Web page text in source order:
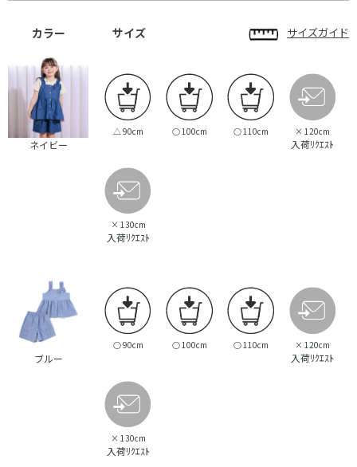
カラー サイズ サイズガイド
ネイビー
△ 90cm ○100cm ○110cm × 120cm
入荷ﾘｸｴｽﾄ
× 130cm
入荷ﾘｸｴｽﾄ
ブルー
○90cm ○100cm ○110cm × 120cm
入荷ﾘｸｴｽﾄ
× 130cm
入荷ﾘｸｴｽﾄ